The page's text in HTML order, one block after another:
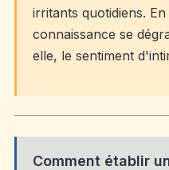
irritants quotidiens.
connaissance se
elle, le sentiment
Comment établir